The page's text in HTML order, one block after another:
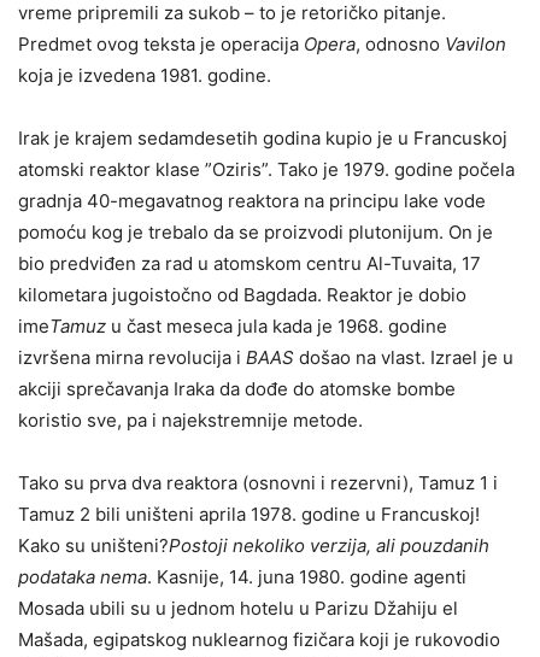
vreme pripremili za sukob – to je retoričko pitanje.
Predmet ovog teksta je operacija Opera, odnosno Vavilon
koja je izvedena 1981. godine.
Irak je krajem sedamdesetih godina kupio je u Francuskoj
atomski reaktor klase ”Oziris”. Tako je 1979. godine počela
gradnja 40-megavatnog reaktora na principu lake vode
pomoću kog je trebalo da se proizvodi plutonijum. On je
bio predviđen za rad u atomskom centru Al-Tuvaita, 17
kilometara jugoistočno od Bagdada. Reaktor je dobio
imeTamuz u čast meseca jula kada je 1968. godine
izvršena mirna revolucija i BAAS došao na vlast. Izrael je u
akciji sprečavanja Iraka da dođe do atomske bombe
koristio sve, pa i najekstremnije metode.
Tako su prva dva reaktora (osnovni i rezervni), Tamuz 1 i
Tamuz 2 bili uništeni aprila 1978. godine u Francuskoj!
Kako su uništeni?Postoji nekoliko verzija, ali pouzdanih
podataka nema. Kasnije, 14. juna 1980. godine agenti
Mosada ubili su u jednom hotelu u Parizu Džahiju el
Mašada, egipatskog nuklearnog fizičara koji je rukovodio